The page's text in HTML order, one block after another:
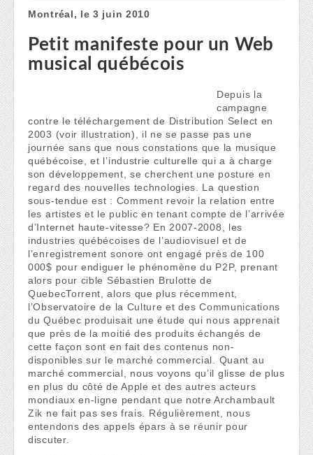
Montréal, le 3 juin 2010
Petit manifeste pour un Web
musical québécois
Depuis la
campagne
contre le téléchargement de Distribution Select en
2003 (voir illustration), il ne se passe pas une
journée sans que nous constations que la musique
québécoise, et l’industrie culturelle qui a à charge
son développement, se cherchent une posture en
regard des nouvelles technologies. La question
sous-tendue est : Comment revoir la relation entre
les artistes et le public en tenant compte de l’arrivée
d’Internet haute-vitesse? En 2007-2008, les
industries québécoises de l’audiovisuel et de
l’enregistrement sonore ont engagé près de 100
000$ pour endiguer le phénomène du P2P, prenant
alors pour cible Sébastien Brulotte de
QuebecTorrent, alors que plus récemment,
l’Observatoire de la Culture et des Communications
du Québec produisait une étude qui nous apprenait
que près de la moitié des produits échangés de
cette façon sont en fait des contenus non-
disponibles sur le marché commercial. Quant au
marché commercial, nous voyons qu’il glisse de plus
en plus du côté de Apple et des autres acteurs
mondiaux en-ligne pendant que notre Archambault
Zik ne fait pas ses frais. Régulièrement, nous
entendons des appels épars à se réunir pour
discuter.